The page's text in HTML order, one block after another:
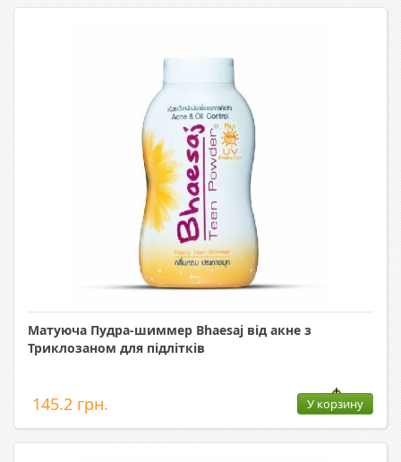
Матуюча Пудра-шиммер Bhaesaj від акне з
Триклозаном для підлітків
145.2 грн. У корзину